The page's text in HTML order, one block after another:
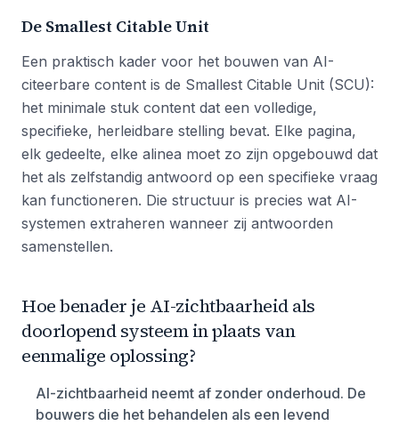
De Smallest Citable Unit
Een praktisch kader voor het bouwen van AI-
citeerbare content is de Smallest Citable Unit (SCU):
het minimale stuk content dat een volledige,
specifieke, herleidbare stelling bevat. Elke pagina,
elk gedeelte, elke alinea moet zo zijn opgebouwd dat
het als zelfstandig antwoord op een specifieke vraag
kan functioneren. Die structuur is precies wat AI-
systemen extraheren wanneer zij antwoorden
samenstellen.
Hoe benader je AI-zichtbaarheid als
doorlopend systeem in plaats van
eenmalige oplossing?
AI-zichtbaarheid neemt af zonder onderhoud. De
bouwers die het behandelen als een levend